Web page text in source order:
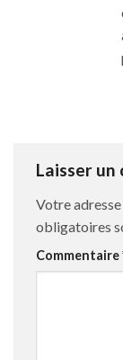
Laisser
Votre
obligatoires
Commentaire